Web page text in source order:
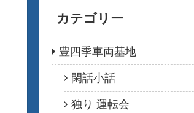
カテゴリー
豊四季車両基地
閑話小話
独り 運転会